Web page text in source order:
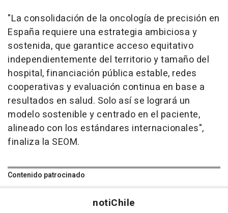
"La consolidación de la oncología de precisión en
España requiere una estrategia ambiciosa y
sostenida, que garantice acceso equitativo
independientemente del territorio y tamaño del
hospital, financiación pública estable, redes
cooperativas y evaluación continua en base a
resultados en salud. Solo así se logrará un
modelo sostenible y centrado en el paciente,
alineado con los estándares internacionales",
finaliza la SEOM.
Contenido patrocinado
notiChile